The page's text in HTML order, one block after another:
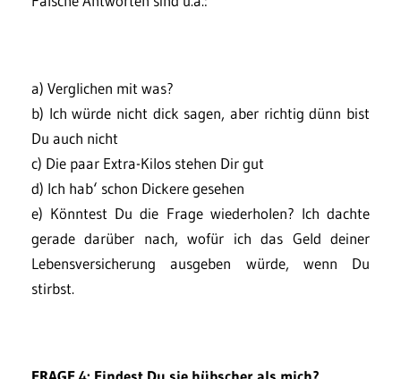
a) Verglichen mit was?
b) Ich würde nicht dick sagen, aber richtig dünn bist
Du auch nicht
c) Die paar Extra-Kilos stehen Dir gut
d) Ich hab‘ schon Dickere gesehen
e) Könntest Du die Frage wiederholen? Ich dachte
gerade darüber nach, wofür ich das Geld deiner
Lebensversicherung ausgeben würde, wenn Du
stirbst.